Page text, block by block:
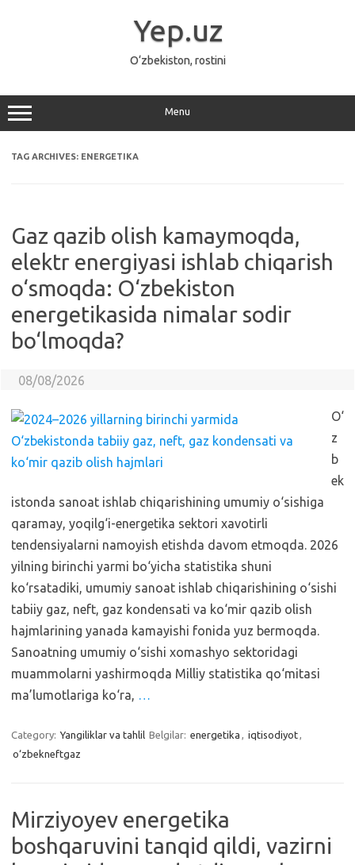
Yep.uz
O‘zbekiston, rostini
Menu
TAG ARCHIVES: ENERGETIKA
Gaz qazib olish kamaymoqda,
elektr energiyasi ishlab chiqarish
o‘smoqda: O‘zbekiston
energetikasida nimalar sodir
bo‘lmoqda?
08/08/2026
O‘
z
b
ek
istonda sanoat ishlab chiqarishining umumiy o‘sishiga
qaramay, yoqilg‘i-energetika sektori xavotirli
tendensiyalarni namoyish etishda davom etmoqda. 2026
yilning birinchi yarmi bo‘yicha statistika shuni
ko‘rsatadiki, umumiy sanoat ishlab chiqarishining o‘sishi
tabiiy gaz, neft, gaz kondensati va ko‘mir qazib olish
hajmlarining yanada kamayishi fonida yuz bermoqda.
Sanoatning umumiy o‘sishi xomashyo sektoridagi
muammolarni yashirmoqda Milliy statistika qo‘mitasi
ma’lumotlariga ko‘ra, …
Category: Yangiliklar va tahlil Belgilar: energetika , iqtisodiyot,
o‘zbekneftgaz
Mirziyoyev energetika
boshqaruvini tanqid qildi, vazirni